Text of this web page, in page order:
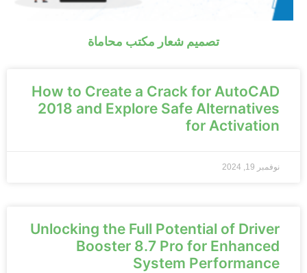
تصميم شعار مكتب محاماة
How to Create a Crack for AutoCAD
2018 and Explore Safe Alternatives
for Activation
نوفمبر 19, 2024
Unlocking the Full Potential of Driver
Booster 8.7 Pro for Enhanced
System Performance